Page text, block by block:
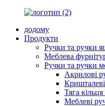
додому
Продукти
Ручки та ручки
Меблева
Ручки та ручки
Акрилові
Тяга
Меблеві